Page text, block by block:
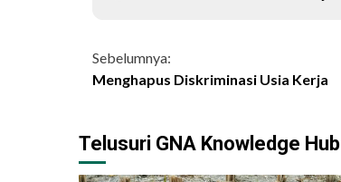
Continue
Reading
Sebelumnya:
Menghapus Diskriminasi Usia Kerja
Telusuri GNA Knowledge Hub